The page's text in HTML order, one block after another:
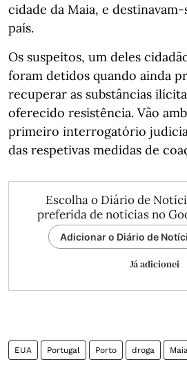
cidade da Maia, e
país.
Os suspeitos, um deles
foram detidos quando ainda
recuperar as substâncias
oferecido resistência. Vão
primeiro interrogatório
das respetivas medidas de
Escolha o Diário de
preferida de notícias no
Adicionar o Diário de
Já adicionei
EUA Portugal Porto droga Maia